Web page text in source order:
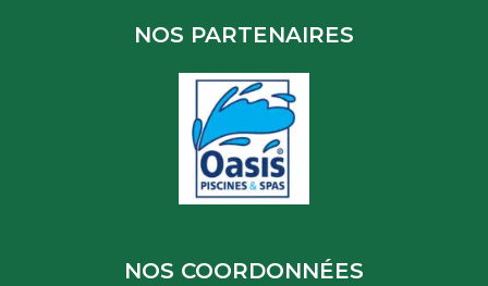
NOS PARTENAIRES
NOS COORDONNÉES